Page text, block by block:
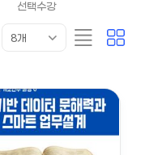
선택수강
개
수
8개
리
스
카
드